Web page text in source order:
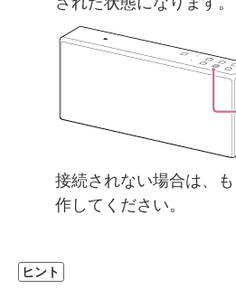
接続されない場合は、
作してください。
ヒント